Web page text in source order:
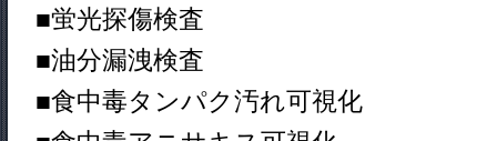
■蛍光探傷検査
■油分漏洩検査
■食中毒タンパク汚れ可視化